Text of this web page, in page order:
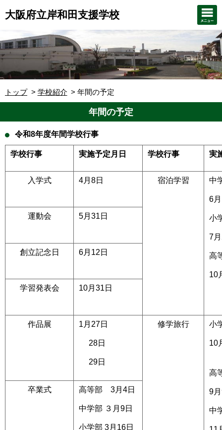
大阪府立岸和田支援学校
トップ 学校紹介 年間の予定
年間の予定
令和8年度年間学校行事
学校行事 実施予定月日 学校行事 実
入学式 4月8日 宿泊学習 中
6
小
7
高
10
運動会 5月31日
創立記念日 6月12日
学習発表会 10月31 日
作品展 1月27日
28日
29日
修学旅行 小
10
高
9
中
卒業式 高等部 3月4日
中学部 ３月9日
小学部 3月16日